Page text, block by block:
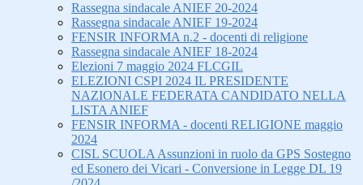
Rassegna sindacale ANIEF 20-2024
Rassegna sindacale ANIEF 19-2024
FENSIR INFORMA n.2 - docenti di religione
Rassegna sindacale ANIEF 18-2024
Elezioni 7 maggio 2024 FLCGIL
ELEZIONI CSPI 2024 IL PRESIDENTE
NAZIONALE FEDERATA CANDIDATO NELLA
LISTA ANIEF
FENSIR INFORMA - docenti RELIGIONE maggio
2024
CISL SCUOLA Assunzioni in ruolo da GPS Sostegno
ed Esonero dei Vicari - Conversione in Legge DL 19